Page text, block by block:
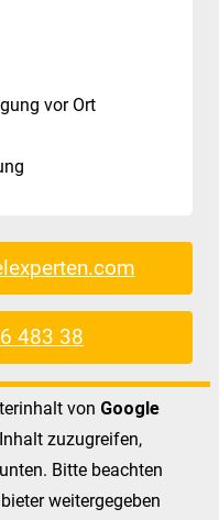
vor Ort
483 38
von Google
zuzugreifen,
Bitte beachten
weitergegeben